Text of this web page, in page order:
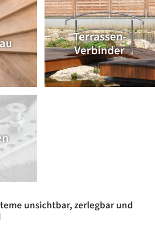
Terrassen-
Verbinder
unsichtbar, zerlegbar und